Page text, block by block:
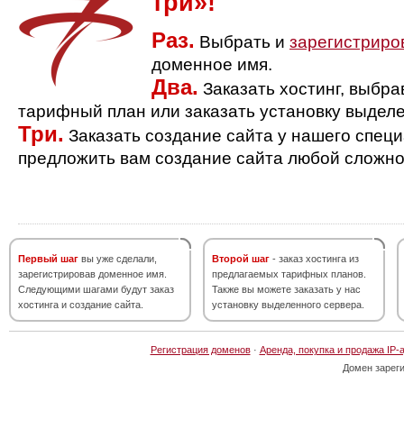
Раз. Выбрать и
доменное имя.
Два. Заказать хостинг,
тарифный план или заказать установку
Три. Заказать создание сайта у нашего
предложить вам создание сайта любой
Первый шаг вы уже сделали,
зарегистрировав доменное имя.
Следующими шагами будут заказ
хостинга и создание сайта.
Второй шаг - заказ хостинга из
предлагаемых тарифных планов.
Также вы можете заказать у нас
установку выделенного сервера.
Регистрация доменов· Аренда, покупка и продажа IP-
Домен